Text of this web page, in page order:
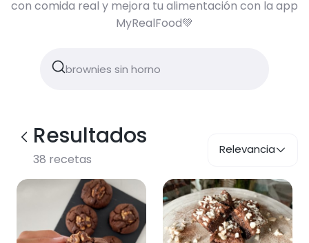
con comida real y mejora tu alimentación con la app
MyRealFood💚
Resultados
38 recetas
Relevancia